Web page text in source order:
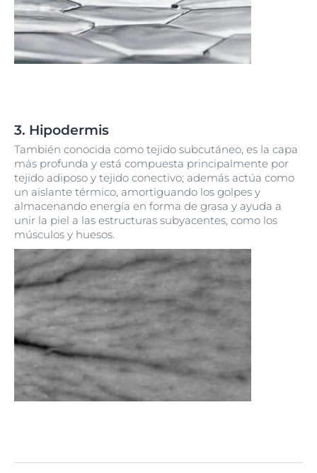
3. Hipodermis
También conocida como tejido subcutáneo, es la capa
más profunda y está compuesta principalmente por
tejido adiposo y tejido conectivo; además actúa como
un aislante térmico, amortiguando los golpes y
almacenando energía en forma de grasa y ayuda a
unir la piel a las estructuras subyacentes, como los
músculos y huesos.